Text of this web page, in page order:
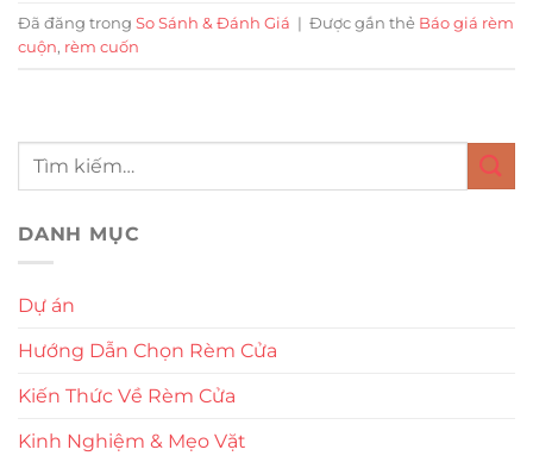
Đã đăng trong So Sánh & Đánh Giá | Được gắn thẻ Báo giá rèm
cuộn, rèm cuốn
DANH MỤC
Dự án
Hướng Dẫn Chọn Rèm Cửa
Kiến Thức Về Rèm Cửa
Kinh Nghiệm & Mẹo Vặt